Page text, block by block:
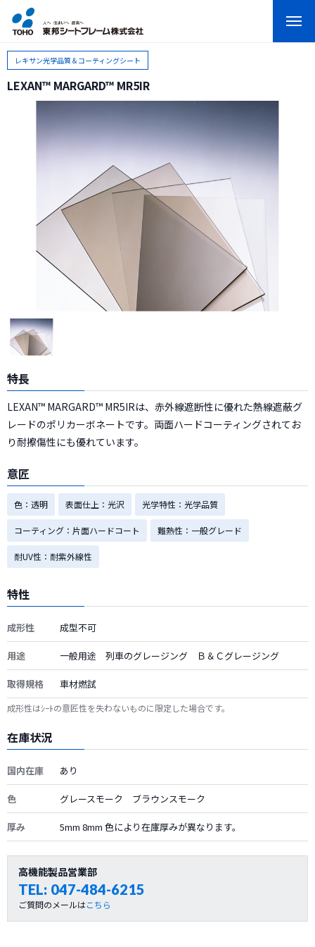
レキサン光学品質＆コーティングシート
LEXAN™ MARGARD™ MR5IR
特長
LEXAN™ MARGARD™ MR5IRは、赤外線遮断性に優れた熱線遮蔽グ
レードのポリカーボネートです。両面ハードコーティングされてお
り耐擦傷性にも優れています。
意匠
色：透明 表面仕上：光沢 光学特性：光学品質
コーティング：片面ハードコート 難熱性：一般グレード
耐UV性：耐紫外線性
特性
成形性 成型不可
用途 一般用途 列車のグレージング Ｂ＆Ｃグレージング
取得規格 車材燃試
成形性はｼｰﾄの意匠性を失わないものに限定した場合です。
在庫状況
国内在庫 あり
色 グレースモーク ブラウンスモーク
厚み 5mm 8mm 色により在庫厚みが異なります。
高機能製品営業部
TEL: 047-484-6215
ご質問のメールはこちら